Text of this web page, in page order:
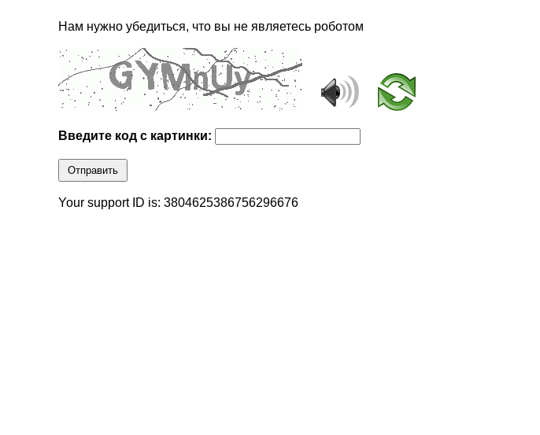
Нам нужно убедиться, что вы не являетесь роботом
Введите код с картинки:
Отправить
Your support ID is: 3804625386756296676